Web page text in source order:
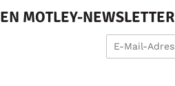
MOTLEY-